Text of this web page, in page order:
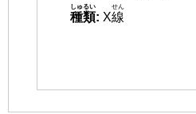
種類
しゅるい
: X線
せん